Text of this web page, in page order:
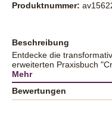
Produktnummer:
Beschreibung
Entdecke die
erweiterten Praxisbuch
Mehr
Bewertungen